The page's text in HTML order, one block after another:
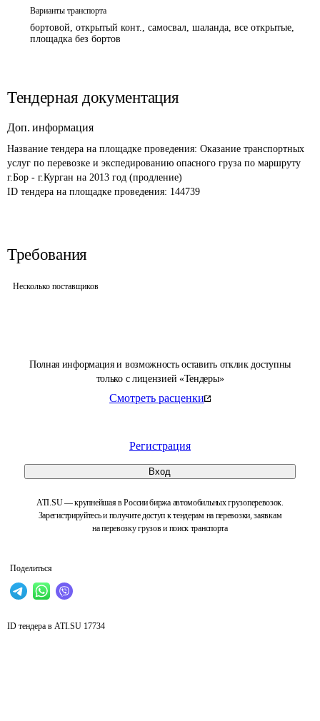
Полная информация и возможность оставить отклик доступны
только с лицензией «Тендеры»
Смотреть расценки
Регистрация
Вход
ATI.SU — крупнейшая в России биржа автомобильных грузоперевозок.
Зарегистрируйтесь и получите доступ к тендерам на перевозки, заявкам
на перевозку грузов и поиск транспорта
Поделиться
Варианты транспорта
бортовой, открытый конт., самосвал, шаланда, все открытые,
площадка без бортов
Тендерная документация
Доп. информация
Название тендера на площадке проведения: Оказание транспортных
услуг по перевозке и экспедированию опасного груза по маршруту
г.Бор - г.Курган на 2013 год (продление)
ID тендера на площадке проведения: 144739
Требования
Несколько поставщиков
ID тендера в ATI.SU 17734